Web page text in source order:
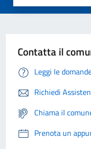
Contatta il
Leggi le
Richiedi
Chiama il
Prenota un